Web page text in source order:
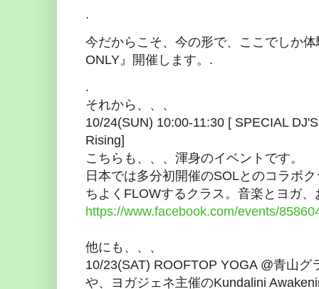
.
今だからこそ、今の形で、ここでしか
ONLY』開催します。.
.
それから、、、
10/24(SUN) 10:00-11:30 [ SPECIAL
Rising]
こちらも、、、渾身のイベントです。
日本では多分初開催のSOLとのコラボ
ちよくFLOWするクラス。音楽とヨガ
https://www.facebook.com/events/
他にも、、、
10/23(SAT) ROOFTOP YOGA @青山グ
や、ヨガジェネ主催のKundalini